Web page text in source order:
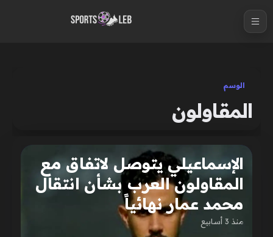
الوسم
المقاولون
الإسماعيلي يتوصل لاتفاق مع
المقاولون العرب بشأن انتقال
محمد عمار نهائياً
منذ 3 أسابيع